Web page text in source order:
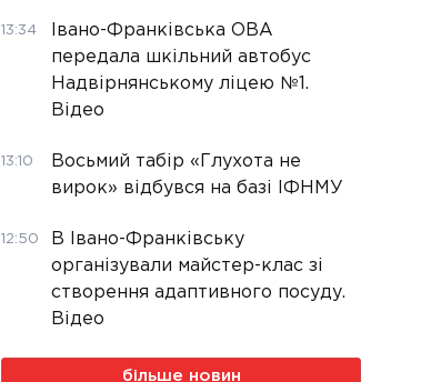
13:34
Івано-Франківська ОВА
передала шкільний автобус
Надвірнянському ліцею №1.
Відео
13:10
Восьмий табір «Глухота не
вирок» відбувся на базі ІФНМУ
12:50
В Івано-Франківську
організували майстер-клас зі
створення адаптивного посуду.
Відео
більше новин